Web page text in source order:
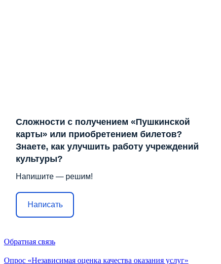
Сложности с получением «Пушкинской
карты» или приобретением билетов?
Знаете, как улучшить работу учреждений
культуры?
Напишите — решим!
Написать
Обратная связь
Опрос «Независимая оценка качества оказания услуг»